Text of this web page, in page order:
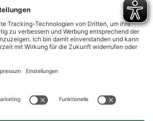
Kauf auf Rechnung